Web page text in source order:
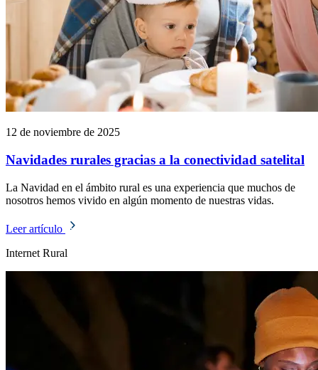
12 de noviembre de 2025
Navidades rurales gracias a la conectividad satelital
La Navidad en el ámbito rural es una experiencia que muchos de
nosotros hemos vivido en algún momento de nuestras vidas.
Leer artículo
Internet Rural